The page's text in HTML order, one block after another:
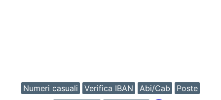
Numeri casuali Verifica IBAN Abi/Cab
Poste